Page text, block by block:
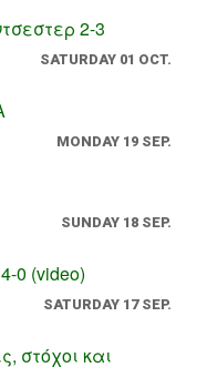
2-3
SATURDAY 01 OCT.
MONDAY 19 SEP.
SUNDAY 18 SEP.
0 (video)
SATURDAY 17 SEP.
στόχοι και